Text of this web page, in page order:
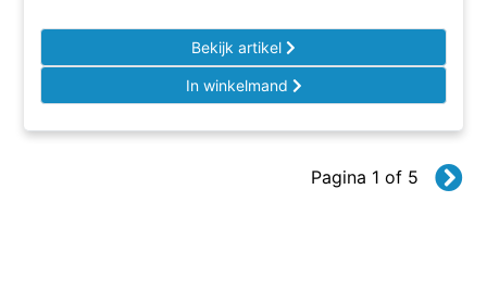
Bekijk artikel
In winkelmand
Pagina 1 of 5